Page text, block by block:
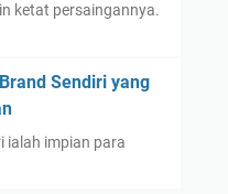
ketat persaingannya.
Sendiri yang
ialah impian para